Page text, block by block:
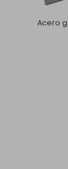
Acero